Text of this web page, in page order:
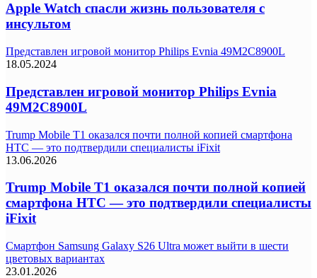
Apple Watch спасли жизнь пользователя с
инсультом
Представлен игровой монитор Philips Evnia 49M2C8900L
18.05.2024
Представлен игровой монитор Philips Evnia
49M2C8900L
Trump Mobile T1 оказался почти полной копией смартфона
HTC — это подтвердили специалисты iFixit
13.06.2026
Trump Mobile T1 оказался почти полной копией
смартфона HTC — это подтвердили специалисты
iFixit
Смартфон Samsung Galaxy S26 Ultra может выйти в шести
цветовых вариантах
23.01.2026